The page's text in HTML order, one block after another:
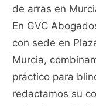
de arras en
En GVC
con sede en
Murcia,
práctico para
redactamos su